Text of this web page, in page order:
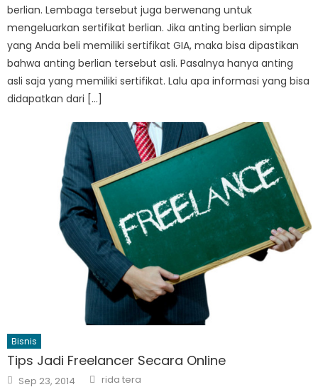
berlian. Lembaga tersebut juga berwenang untuk
mengeluarkan sertifikat berlian. Jika anting berlian simple
yang Anda beli memiliki sertifikat GIA, maka bisa dipastikan
bahwa anting berlian tersebut asli. Pasalnya hanya anting
asli saja yang memiliki sertifikat. Lalu apa informasi yang bisa
didapatkan dari […]
Bisnis
Tips Jadi Freelancer Secara Online
Posted
on
Sep 23, 2014 Author
rida tera